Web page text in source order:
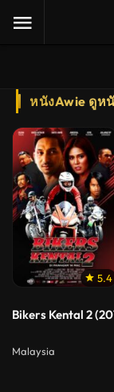
หนังAwie ดูห
5.4
Bikers Kental 2
Malaysia